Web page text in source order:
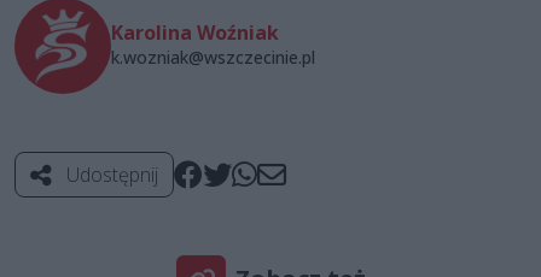
Karolina Woźniak
k.wozniak@wszczecinie.pl
Udostępnij